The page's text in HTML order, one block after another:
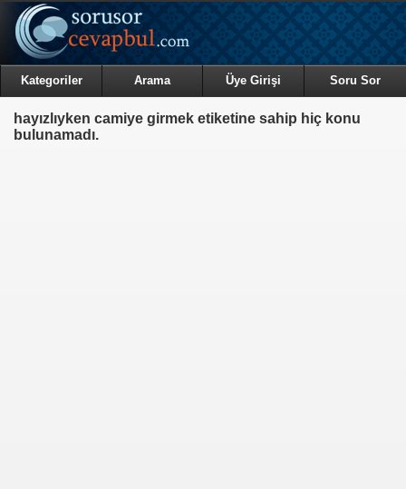
Kategoriler Arama Üye Girişi Soru Sor
hayızlıyken camiye girmek etiketine sahip hiç konu
bulunamadı.